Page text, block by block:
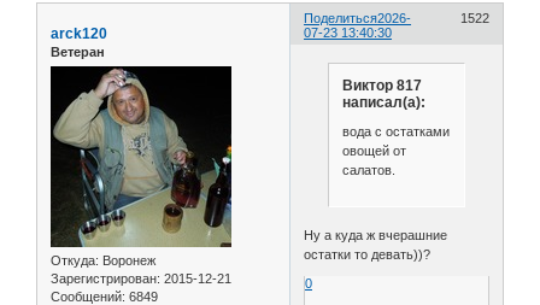
Поделиться 1522
2026-
07-23 13:40:30
arck120
Ветеран
Откуда: Воронеж
Зарегистрирован: 2015-12-21
Сообщений: 6849
Виктор 817
написал(а):
вода с остатками
овощей от
салатов.
Ну а куда ж вчерашние
остатки то девать))?
0